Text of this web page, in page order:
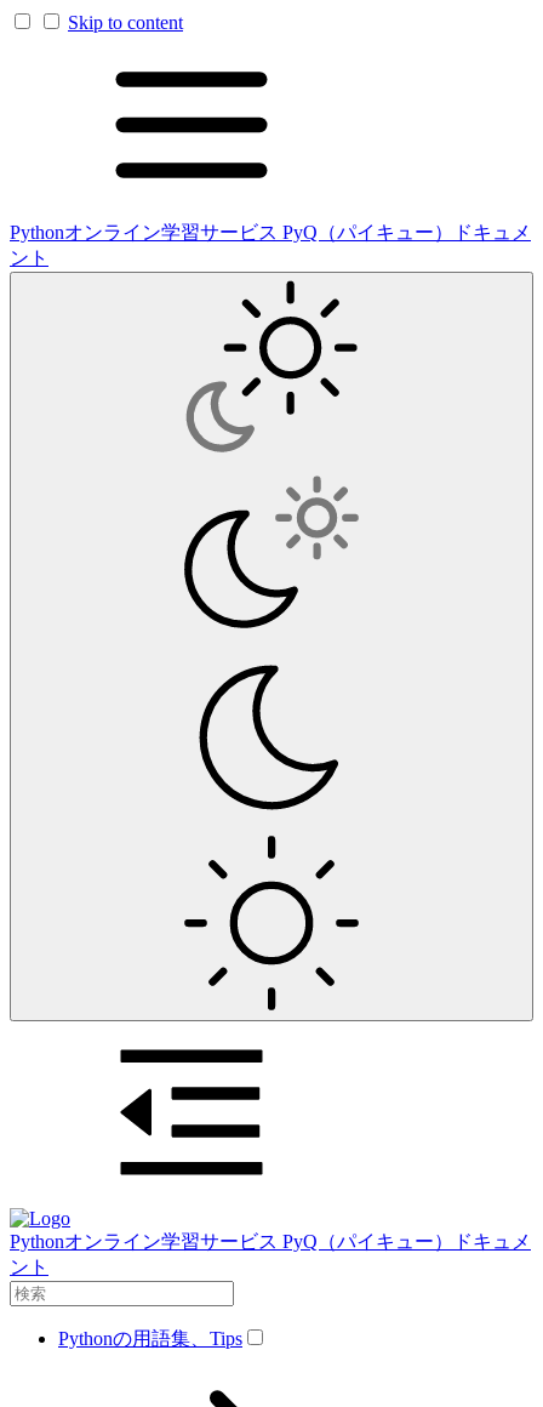
Skip to content
Pythonオンライン学習サービス PyQ（パイキュー）ドキュメ
ント
Pythonオンライン学習サービス PyQ（パイキュー）ドキュメ
ント
Pythonの用語集、Tips